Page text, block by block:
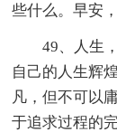
些什么。早安
49、人生，
自己的人生辉
凡，但不可以
于追求过程的